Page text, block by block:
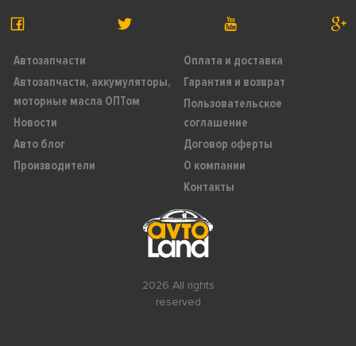
2026 All rights
reserved
Автозапчасти
Автозапчасти, аккумуляторы,
моторные масла ОПТом
Новости
Авто блог
Производители
Оплата и доставка
Гарантия и возврат
Пользовательское
соглашение
Договор оферты
О компании
Контакты